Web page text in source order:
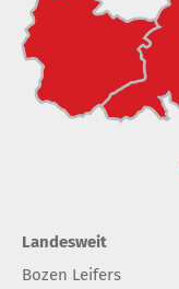
Landesweit
Bozen Leifers